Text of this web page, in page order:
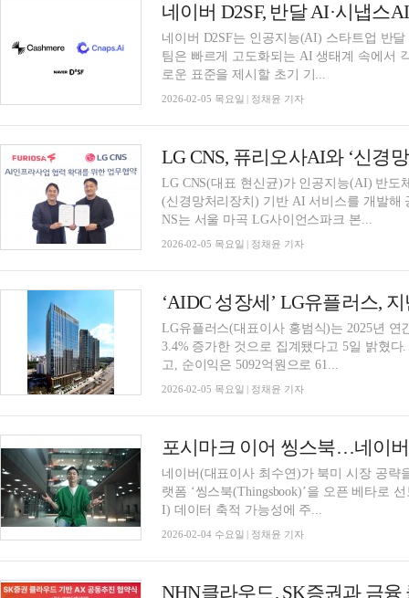
네이버 D2SF, 반달 AI·시냅스
네이버 D2SF는 인공지능(AI) 스타트업 반
팀은 빠르게 고도화되는 AI 생태계 속에서
로운 표준을 제시할 초기 기...
2026-02-05 목요일 | 정채윤 기자
LG CNS, 퓨리오사AI와 ‘신경
LG CNS(대표 현신균)가 인공지능(AI) 반도
(신경망처리장치) 기반 AI 서비스를 개발해
NS는 서울 마곡 LG사이언스파크 본...
2026-02-05 목요일 | 정채윤 기자
‘AIDC 성장세’ LG유플러스,
LG유플러스(대표이사 홍범식)는 2025년 연
3.4% 증가한 것으로 집계됐다고 5일 밝혔
고, 순이익은 5092억원으로 61...
2026-02-05 목요일 | 정채윤 기자
포시마크 이어 씽스북…네이버
네이버(대표이사 최수연)가 북미 시장 공략
랫폼 ‘씽스북(Thingsbook)’을 오픈 베타로
I) 데이터 축적 가능성에 주...
2026-02-04 수요일 | 정채윤 기자
NHN클라우드, SK증권과 금